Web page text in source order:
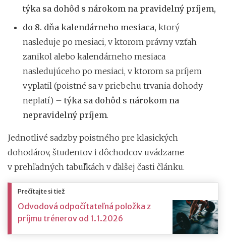
týka sa dohôd s nárokom na pravidelný príjem,
do 8. dňa kalendárneho mesiaca, ktorý
nasleduje po mesiaci, v ktorom právny vzťah
zanikol alebo kalendárneho mesiaca
nasledujúceho po mesiaci, v ktorom sa príjem
vyplatil (poistné sa v priebehu trvania dohody
neplatí) – týka sa dohôd s nárokom na
nepravidelný príjem.
Jednotlivé sadzby poistného pre klasických
dohodárov, študentov i dôchodcov uvádzame
v prehľadných tabuľkách v ďalšej časti článku.
Prečítajte si tiež
Odvodová odpočítateľná položka z
príjmu trénerov od 1.1.2026